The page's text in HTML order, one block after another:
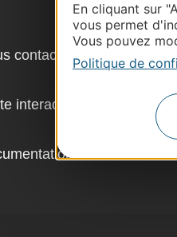
En cliquant sur
vous permet
Vous pouvez
Politique de
contacter
interactive